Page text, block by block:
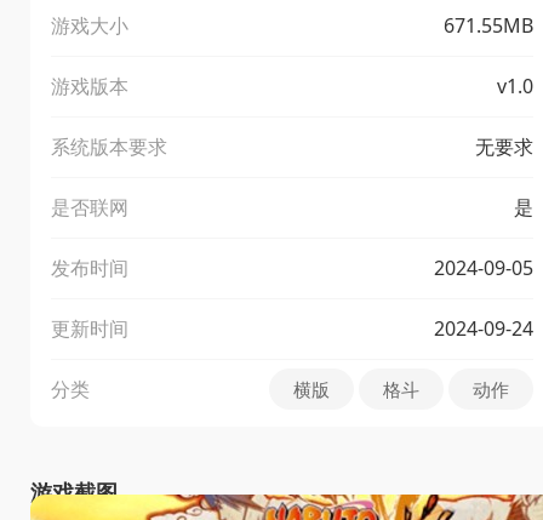
游戏大小 671.55MB
游戏版本 v1.0
系统版本要求 无要求
是否联网 是
发布时间 2024-09-05
更新时间 2024-09-24
分类 横版 格斗 动作
游戏截图